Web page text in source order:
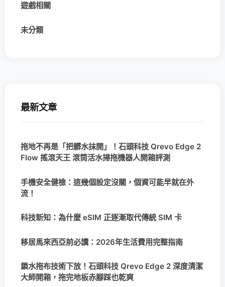
遊戲相關
未分類
最新文章
拖地不再是「把髒水抹開」！石頭科技 Qrevo Edge 2
Flow 搖滾天王 滾筒活水掃拖機器人開箱評測
手機安全健檢：這幾個設定沒關，個資可能早就在外
流！
科技新知：為什麼 eSIM 正逐漸取代傳統 SIM 卡
移居馬來西亞前必讀：2026年生活費用完整指南
鎖水拖布技術下放！石頭科技 Qrevo Edge 2 深度清潔
大師開箱，拖完地板赤腳踩也乾爽